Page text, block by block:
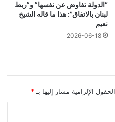
“الدولة تفاوض عن نفسها” و”ربط
لبنان بالاتفاق”: هذا ما قاله الشيخ
نعيم
2026-06-18
الحقول الإلزامية مشار إليها بـ *